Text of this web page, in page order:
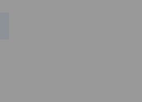
des autres sources
sont soumis à nos